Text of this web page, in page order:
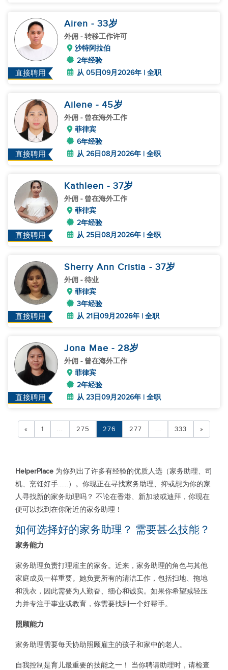
直接聘用
Airen - 33岁
外佣 - 转移工作许可
沙特阿拉伯
2年经验
从 05日09月2026年 | 全职
直接聘用
Ailene - 45岁
外佣 - 曾在海外工作
菲律宾
6年经验
从 26日08月2026年 | 全职
直接聘用
Kathleen - 37岁
外佣 - 曾在海外工作
菲律宾
2年经验
从 25日08月2026年 | 全职
直接聘用
Sherry Ann Cristia - 37岁
外佣 - 待业
菲律宾
3年经验
从 21日09月2026年 | 全职
直接聘用
Jona Mae - 28岁
外佣 - 曾在海外工作
菲律宾
2年经验
从 23日09月2026年 | 全职
« 1 ... 275 276 277 ... 333 »
HelperPlace 为你列出了许多有经验的优质人选（家务助理、司
机、烹饪好手……）。你现正在寻找家务助理、抑或想为你的家
人寻找新的家务助理吗？ 不论在香港、新加坡或迪拜，你现在
便可以找到在你附近的家务助理！
如何选择好的家务助理？ 需要甚么技能？
家务能力
家务助理负责打理雇主的家务。近来，家务助理的角色与其他
家庭成员一样重要。她负责所有的清洁工作，包括扫地、拖地
和洗衣，因此需要为人勤奋、细心和诚实。如果你希望减轻压
力并专注于事业或教育，你需要找到一个好帮手。
照顾能力
家务助理需要每天协助照顾雇主的孩子和家中的老人。
自我控制是育儿最重要的技能之一！ 当你聘请助理时，请检查